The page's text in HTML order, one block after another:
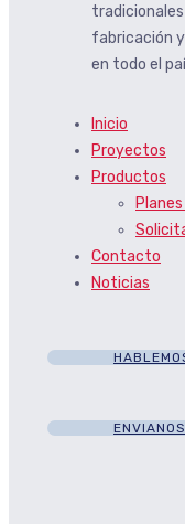
fabricación
en todo el
Inicio
Proyectos
Productos
Contacto
Noticias